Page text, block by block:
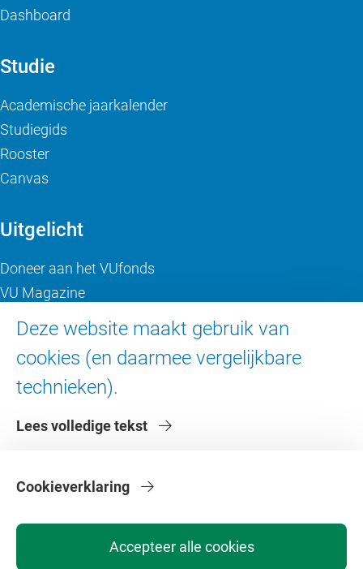
Deze website maakt gebruik van
cookies (en daarmee vergelijkbare
technieken).
Lees volledige tekst
Accepteer alle cookies
Cookieverklaring
Dashboard
Studie
Academische jaarkalender
Studiegids
Rooster
Canvas
Uitgelicht
Doneer aan het VUfonds
VU Magazine
Over de VU
Contact en route
Faculteiten